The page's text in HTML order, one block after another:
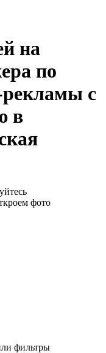
на
по
рекламы с
в
фото
фильтры